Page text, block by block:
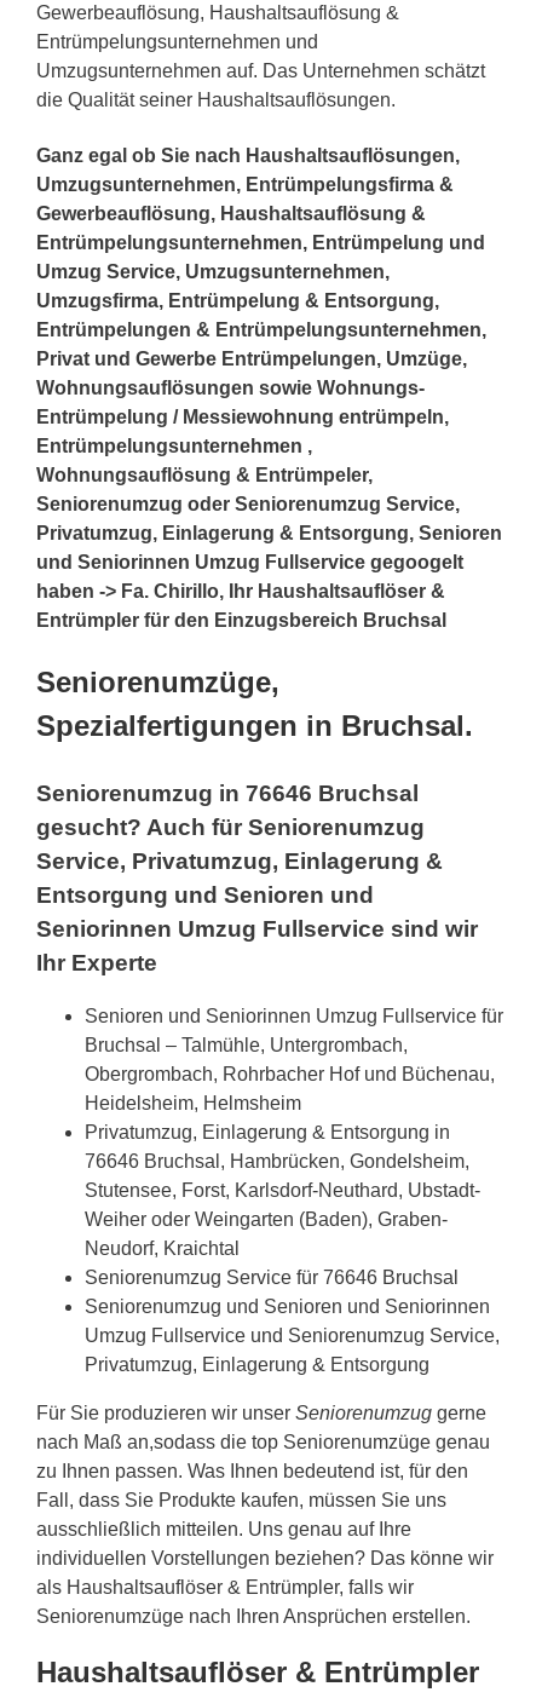
Gewerbeauflösung, Haushaltsauflösung &
Entrümpelungsunternehmen und
Umzugsunternehmen auf. Das Unternehmen schätzt
die Qualität seiner Haushaltsauflösungen.
Ganz egal ob Sie nach Haushaltsauflösungen,
Umzugsunternehmen, Entrümpelungsfirma &
Gewerbeauflösung, Haushaltsauflösung &
Entrümpelungsunternehmen, Entrümpelung und
Umzug Service, Umzugsunternehmen,
Umzugsfirma, Entrümpelung & Entsorgung,
Entrümpelungen & Entrümpelungsunternehmen,
Privat und Gewerbe Entrümpelungen, Umzüge,
Wohnungsauflösungen sowie Wohnungs-
Entrümpelung / Messiewohnung entrümpeln,
Entrümpelungsunternehmen ,
Wohnungsauflösung & Entrümpeler,
Seniorenumzug oder Seniorenumzug Service,
Privatumzug, Einlagerung & Entsorgung, Senioren
und Seniorinnen Umzug Fullservice gegoogelt
haben -> Fa. Chirillo, Ihr Haushaltsauflöser &
Entrümpler für den Einzugsbereich Bruchsal
Seniorenumzüge,
Spezialfertigungen in Bruchsal.
Seniorenumzug in 76646 Bruchsal
gesucht? Auch für Seniorenumzug
Service, Privatumzug, Einlagerung &
Entsorgung und Senioren und
Seniorinnen Umzug Fullservice sind wir
Ihr Experte
Senioren und Seniorinnen Umzug Fullservice für
Bruchsal – Talmühle, Untergrombach,
Obergrombach, Rohrbacher Hof und Büchenau,
Heidelsheim, Helmsheim
Privatumzug, Einlagerung & Entsorgung in
76646 Bruchsal, Hambrücken, Gondelsheim,
Stutensee, Forst, Karlsdorf-Neuthard, Ubstadt-
Weiher oder Weingarten (Baden), Graben-
Neudorf, Kraichtal
Seniorenumzug Service für 76646 Bruchsal
Seniorenumzug und Senioren und Seniorinnen
Umzug Fullservice und Seniorenumzug Service,
Privatumzug, Einlagerung & Entsorgung
Für Sie produzieren wir unser Seniorenumzug gerne
nach Maß an,sodass die top Seniorenumzüge genau
zu Ihnen passen. Was Ihnen bedeutend ist, für den
Fall, dass Sie Produkte kaufen, müssen Sie uns
ausschließlich mitteilen. Uns genau auf Ihre
individuellen Vorstellungen beziehen? Das könne wir
als Haushaltsauflöser & Entrümpler, falls wir
Seniorenumzüge nach Ihren Ansprüchen erstellen.
Haushaltsauflöser & Entrümpler